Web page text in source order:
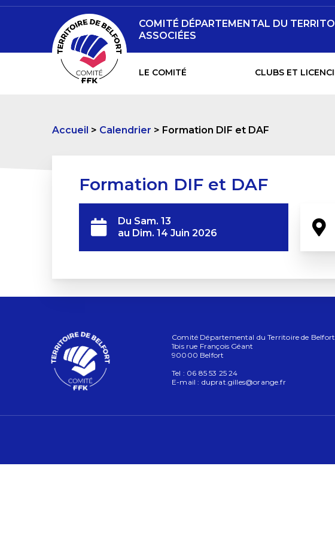
LE COMITÉ CLUBS ET
COMITÉ DÉPARTEMENTAL DU
ASSOCIÉES
Accueil Calendrier Formation DIF et DAF
Formation DIF et DAF
Du Sam. 13
au Dim. 14 Juin 2026
Comité Départemental du Territoire de Belfort
1bis rue François Géant
90000 Belfort
Tel : 06 85 53 25 24
E-mail : duprat.gilles@orange.fr